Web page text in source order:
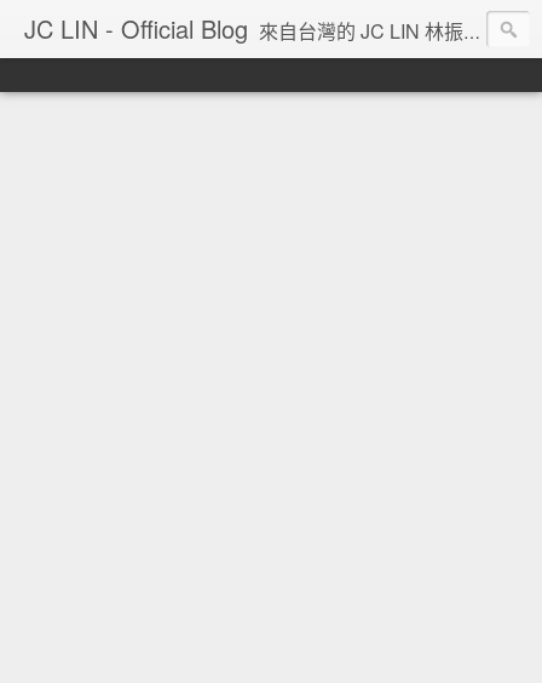
JC LIN - Official Blog 來自台灣的 JC LIN 林振宇 的部落格